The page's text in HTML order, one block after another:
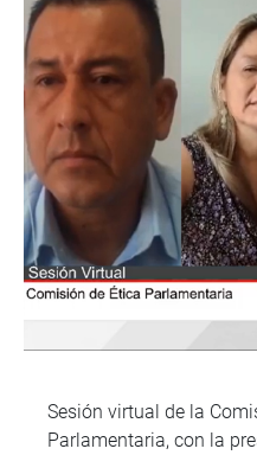
Sesión virtual de la
Parlamentaria, con la